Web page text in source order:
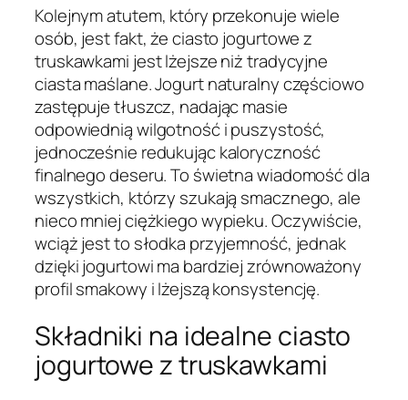
Kolejnym atutem, który przekonuje wiele
osób, jest fakt, że ciasto jogurtowe z
truskawkami jest lżejsze niż tradycyjne
ciasta maślane. Jogurt naturalny częściowo
zastępuje tłuszcz, nadając masie
odpowiednią wilgotność i puszystość,
jednocześnie redukując kaloryczność
finalnego deseru. To świetna wiadomość dla
wszystkich, którzy szukają smacznego, ale
nieco mniej ciężkiego wypieku. Oczywiście,
wciąż jest to słodka przyjemność, jednak
dzięki jogurtowi ma bardziej zrównoważony
profil smakowy i lżejszą konsystencję.
Składniki na idealne ciasto
jogurtowe z truskawkami